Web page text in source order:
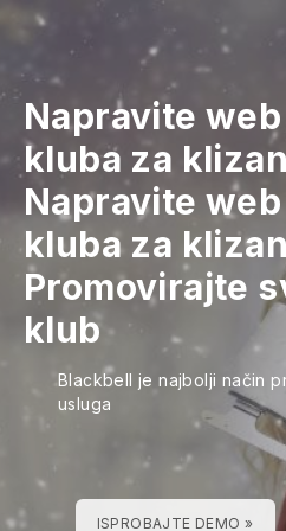
Napravite
kluba za
Napravite
kluba za
Promovirajte
klub
Blackbell je najbolji način
usluga
ISPROBAJTE DEMO »